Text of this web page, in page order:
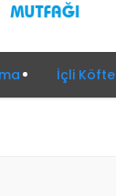
İçli Köfte